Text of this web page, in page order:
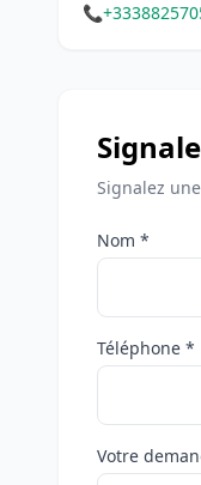
📞
Signalez
Nom *
Téléphone *
Votre